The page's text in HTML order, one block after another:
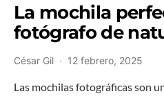
La mochila
fotógrafo de
César Gil 12 febrero, 2025
Las mochilas fotográficas son